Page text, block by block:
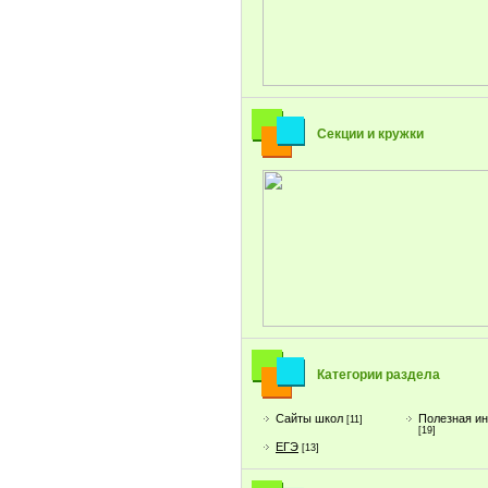
Секции и кружки
Категории раздела
Сайты школ [11] Полезная
[19]
ЕГЭ [13]